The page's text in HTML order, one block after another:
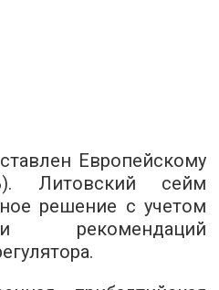
Европейскому
Литовский сейм
решение с учетом
рекомендаций